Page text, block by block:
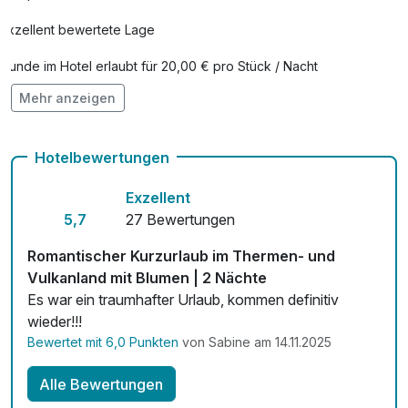
Manufaktur; • Brauhaus Bevog; • Gutbehütet
Pilzmanufaktur uvm.
*Eintritt oder Führungen: • Austrovinyl Werk2, • Zotter
Essbarer Tiergarten; • Schloss Kornberg; • Nostalgiewelt
*ab einem Aufenthalt von 3 Tagen: Eintritt in die
Parktherme Bad Radkersburg (ab 15:30), die Therme der
Ruhe Bad Gleichenberg (ab 17:00) oder in das
Thermenresort Loipersdorf (ab 16:00)
(C) Manuel Flor
Exzellent bewertete Lage
Hunde im Hotel erlaubt für 20,00 € pro Stück / Nacht
Fahrradverleih
Mehr anzeigen
Hotelbewertungen
5,7
Exzellent
27 Bewertungen
Romantischer Kurzurlaub im Thermen- und
Vulkanland mit Blumen | 2 Nächte
Es war ein traumhafter Urlaub, kommen definitiv
wieder!!!
Bewertet mit 6,0 Punkten von Sabine am 14.11.2025
Alle Bewertungen